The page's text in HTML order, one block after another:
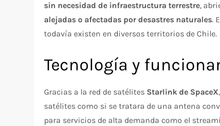
sin necesidad de infraestructura terrestre,
alejadas o afectadas por desastres naturales.
todavía existen en diversos territorios de Chile.
Tecnología y
Gracias a la red de satélites Starlink de SpaceX
satélites como si se tratara de una antena
para servicios de alta demanda como el